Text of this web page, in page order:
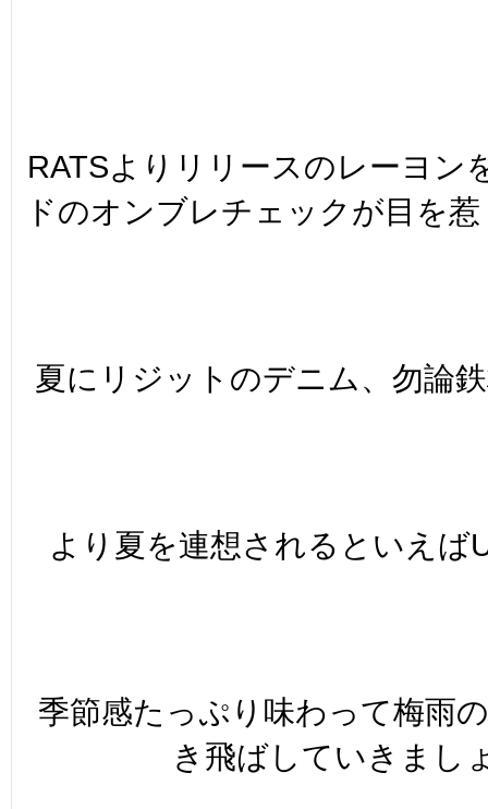
RATSよりリリースのレーヨン
ドのオンブレチェックが目を
夏にリジットのデニム、勿論
より夏を連想されるといえば
季節感たっぷり味わって梅雨
き飛ばしていきまし